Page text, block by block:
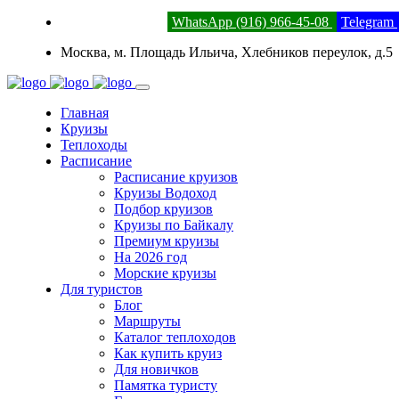
WhatsApp (916) 966-45-08 Telegram
Москва, м. Площадь Ильича, Хлебников переулок, д.5
Главная
Круизы
Теплоходы
Расписание
Расписание круизов
Круизы Водоход
Подбор круизов
Круизы по Байкалу
Премиум круизы
На 2026 год
Морские круизы
Для туристов
Блог
Маршруты
Каталог теплоходов
Как купить круиз
Для новичков
Памятка туристу